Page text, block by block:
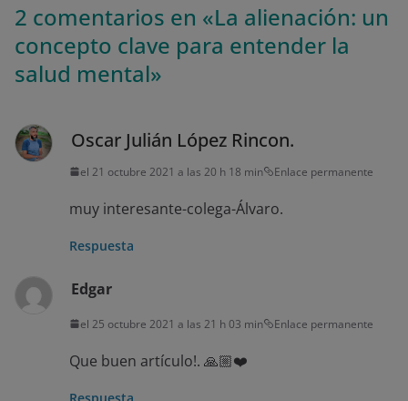
2 comentarios en «La alienación: un
concepto clave para entender la
salud mental»
Oscar Julián López Rincon.
el 21 octubre 2021 a las 20 h 18 min Enlace permanente
muy interesante-colega-Álvaro.
Respuesta
Edgar
el 25 octubre 2021 a las 21 h 03 min Enlace permanente
Que buen artículo!. 🙏🏼❤️